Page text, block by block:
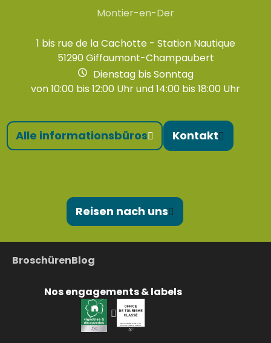
Montier-en-Der
1 bis rue de la Cachotte - Station Nautique
51290 Giffaumont-Champaubert
Dienstag bis Sonntag
von 10:00 bis 12:00 Uhr und 14:00 bis 18:00 Uhr
Alle informationsbüros Kontakt
Reisen nach uns
BroschürenBlog
Nos engagements & labels